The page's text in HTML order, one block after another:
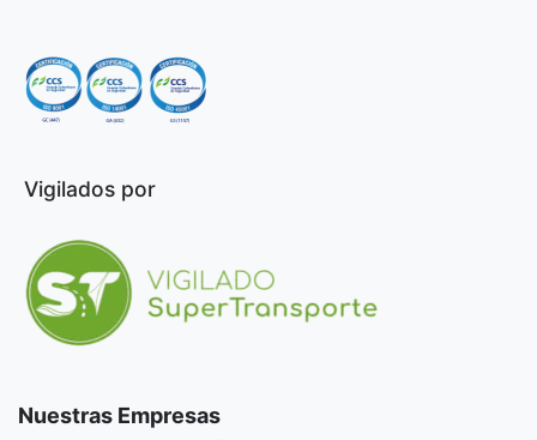
Vigilados por
Nuestras Empresas